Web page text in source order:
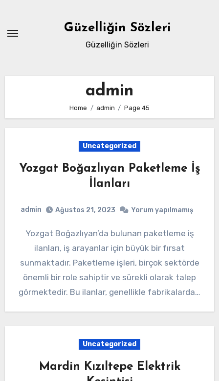
content
Güzelliğin Sözleri
Güzelliğin Sözleri
admin
Home admin Page 45
Uncategorized
Yozgat Boğazlıyan Paketleme İş
İlanları
admin Ağustos 21, 2023 Yorum yapılmamış
Yozgat Boğazlıyan’da bulunan paketleme iş
ilanları, iş arayanlar için büyük bir fırsat
sunmaktadır. Paketleme işleri, birçok sektörde
önemli bir role sahiptir ve sürekli olarak talep
görmektedir. Bu ilanlar, genellikle fabrikalarda…
Uncategorized
Mardin Kızıltepe Elektrik